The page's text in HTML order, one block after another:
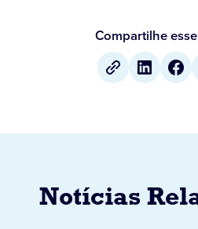
Compartilhe
Notícias